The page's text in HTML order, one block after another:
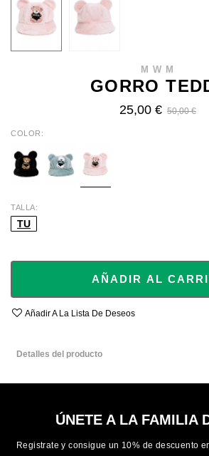
MWM
GORRO
25,00 € 50,00 €
COLOR
TALLA
TU
AÑADIR AL
Añadir A La Lista De Deseos
Detalles del producto
ÚNETE A LA FAMILIA
Registrate y consigue un 10% de descuento